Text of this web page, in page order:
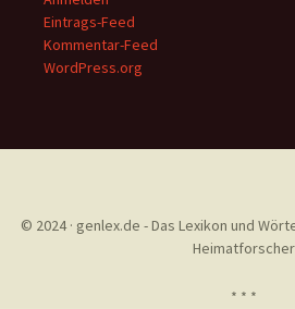
Eintrags-Feed
Kommentar-Feed
WordPress.org
© 2024 · genlex.de - Das Lexikon und
Heimatforscher
* * *